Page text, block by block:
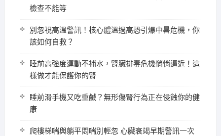
檢查不能等
別忽視高溫警訊！核心體溫過高恐引爆中暑危機，你
該如何自救？
睡前高強度運動不補水，腎臟排毒危機悄悄逼近！這
樣做才能保護你的腎
睡前滑手機又吃重鹹？無形傷腎行為正在侵蝕你的健
康
爬樓梯喘與躺平悶喘別輕忽 心臟衰竭早期警訊一次